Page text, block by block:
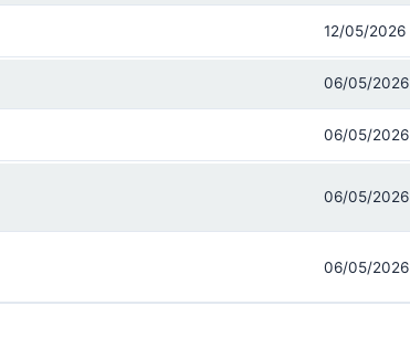
12/05/2026
06/05/2026
06/05/2026
06/05/2026
06/05/2026